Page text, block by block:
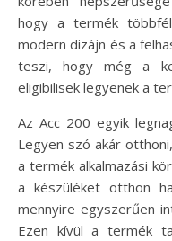
hogy a termék
modern dizájn és a
teszi, hogy még a
eligibilisek legyenek a
Az Acc 200 egyik
Legyen szó akár
a termék alkalmazási
a készüléket otthon
mennyire egyszerűen
Ezen kívül a termék